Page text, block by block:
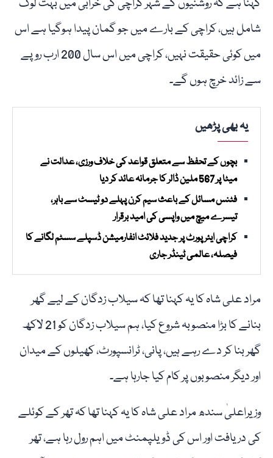
کہنا ہے کہ روشنیوں کے شہر کراچی کی خرابی میں بہت لوگ
شامل ہیں، کراچی کے بارے میں جو گمان پیدا ہوگیا ہے اس
میں کوئی حقیقت نہیں، کراچی میں اس سال 200 ارب روپے
سے زائد خرچ ہوں گے۔
یہ بھی پڑھیں
بچوں کے تحفظ سے متعلق قواعد کی خلاف ورزی، عدالت نے
میٹا پر 567 ملین ڈالر کا جرمانہ عائد کر دیا
فٹنس مسائل کے باعث سیم کرن پہلے دو ٹیسٹ سے باہر،
تیسرے میچ میں واپسی کی امید برقرار
کراچی ایئرپورٹ پر جدید فلائٹ انفارمیشن ڈسپلے سسٹم لگانے کا
فیصلہ، عالمی ٹینڈر جاری
مراد علی شاہ کا یہ کہنا تھا کہ سیلاب زدگان کے لیے گھر
بنانے کا بڑا منصوبہ شروع کیا، ہم سیلاب زدگان کو 21 لاکھ
گھر بنا کر دے رہے ہیں، پانی، ٹرانسپورٹ، کھیلوں کے میدان
اور دیگر منصوبوں پر کام کیا جارہا ہے۔
وزیراعلیٰ سندھ مراد علی شاہ کا یہ کہنا تھا کہ تھر کے کوئلے
کی دریافت اور اس کی ڈویلپمنٹ میں اہم رول رہا ہے، تھر